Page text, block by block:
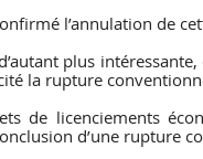
l’annulation de
plus
la rupture
de licenciements
d’une rupture